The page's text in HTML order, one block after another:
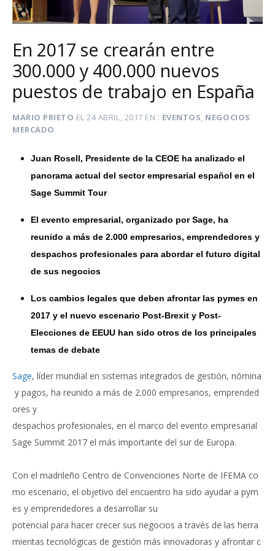
En 2017 se crearán entre
300.000 y 400.000 nuevos
puestos de trabajo en España
MARIO PRIETO EL24 ABRIL, 2017 EN EVENTOS, NEGOCIOS
MERCADO
Juan Rosell, Presidente de la CEOE ha analizado el
panorama actual del sector empresarial español en el
Sage Summit Tour
El evento empresarial, organizado por Sage, ha
reunido a más de 2.000 empresarios, emprendedores y
despachos profesionales para abordar el futuro digital
de sus negocios
Los cambios legales que deben afrontar las pymes en
2017 y el nuevo escenario Post-Brexit y Post-
Elecciones de EEUU han sido otros de los principales
temas de debate
Sage, líder mundial en sistemas integrados de gestión, nómina
y pagos, ha reunido a más de 2.000 empresarios, emprended
ores y
despachos profesionales, en el marco del evento empresarial
Sage Summit 2017 el más importante del sur de Europa.
Con el madrileño Centro de Convenciones Norte de IFEMA co
mo escenario, el objetivo del encuentro ha sido ayudar a pym
es y emprendedores a desarrollar su
potencial para hacer crecer sus negocios a través de las herra
mientas tecnológicas de gestión más innovadoras y afrontar c